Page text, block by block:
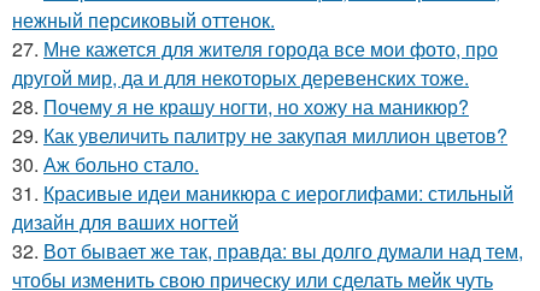
нежный персиковый оттенок.
27. Мне кажется для жителя города все мои фото, про
другой мир, да и для некоторых деревенских тоже.
28. Почему я не крашу ногти, но хожу на маникюр?
29. Как увеличить палитру не закупая миллион цветов?
30. Аж больно стало.
31. Красивые идеи маникюра с иероглифами: стильный
дизайн для ваших ногтей
32. Вот бывает же так, правда: вы долго думали над тем,
чтобы изменить свою прическу или сделать мейк чуть